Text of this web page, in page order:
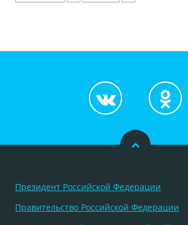
Президент Российской Федерации
Правительство Российской Федерации